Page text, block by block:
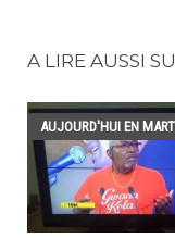
A LIRE AUSSI
AUJOURD'HUI EN